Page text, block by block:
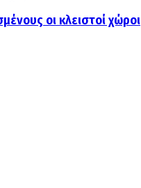
οι κλειστοί χώροι